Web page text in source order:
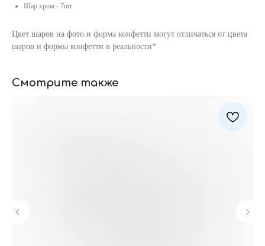
Шар хром - 7шт
Цвет шаров на фото и форма конфетти могут отличаться от цвета
шаров и формы конфетти в реальности*
Смотрите также